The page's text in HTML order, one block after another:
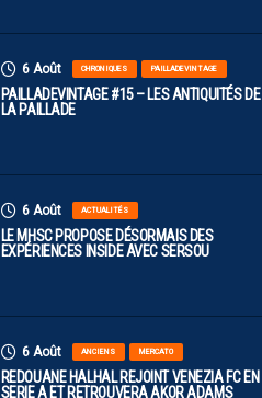
6 Août CHRONIQUES PAILLADEVINTAGE
PAILLADEVINTAGE #15 – LES ANTIQUITÉS DE
LA PAILLADE
6 Août ACTUALITÉS
LE MHSC PROPOSE DÉSORMAIS DES
EXPÉRIENCES INSIDE AVEC SERSOU
6 Août ANCIENS MERCATO
REDOUANE HALHAL REJOINT VENEZIA FC EN
SERIE A ET RETROUVERA AKOR ADAMS